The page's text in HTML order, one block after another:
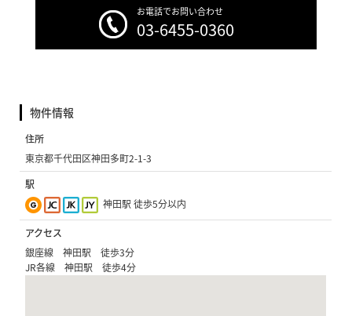
お電話でお問い合わせ
03-6455-0360
物件情報
住所
東京都千代田区神田多町2-1-3
駅
神田駅 徒歩5分以内
アクセス
銀座線 神田駅 徒歩3分
JR各線 神田駅 徒歩4分